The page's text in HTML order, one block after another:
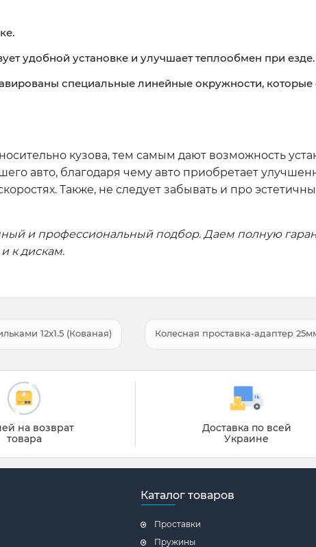
удобной установке и улучшает теплообмен при езде.
специальные линейные окружности,
кузова, тем самым дают возможность
авто, благодаря чему авто приобретает
Также, не следует забывать и про
и профессиональный подбор. Даем полную
к дискам.
12x1.5 (Кованая) Колесная проставка-адаптер
на возврат
товара
Доставка по всей
Украине
Каталог товаров
Проставки
Пружины